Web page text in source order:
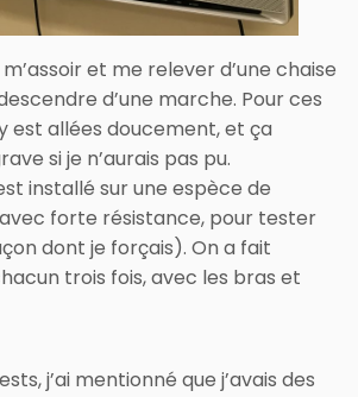
m’assoir et me relever d’une chaise
d’une marche. Pour ces
est allées doucement, et ça
si je n’aurais pas pu.
installé sur une espèce de
forte résistance, pour tester
dont je forçais). On a fait
trois fois, avec les bras et
j’ai mentionné que j’avais des